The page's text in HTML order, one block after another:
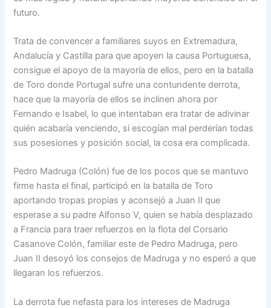
futuro.
Trata de convencer a familiares suyos en Extremadura,
Andalucía y Castilla para que apoyen la causa Portuguesa,
consigue el apoyo de la mayoría de ellos, pero en la batalla
de Toro donde Portugal sufre una contundente derrota,
hace que la mayoría de ellos se inclinen ahora por
Fernando e Isabel, lo que intentaban era tratar de adivinar
quién acabaría venciendo, si escogían mal perderían todas
sus posesiones y posición social, la cosa era complicada.
Pedro Madruga (Colón) fue de los pocos que se mantuvo
firme hasta el final, participó en la batalla de Toro
aportando tropas propias y aconsejó a Juan II que
esperase a su padre Alfonso V, quien se había desplazado
a Francia para traer refuerzos en la flota del Corsario
Casanove Colón, familiar este de Pedro Madruga, pero
Juan II desoyó los consejos de Madruga y no esperó a que
llegaran los refuerzos.
La derrota fue nefasta para los intereses de Madruga